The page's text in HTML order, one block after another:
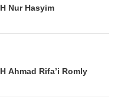
Nur Hasyim
Ahmad Rifa’i Romly